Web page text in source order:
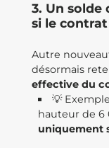
3. Un solde
si le
Autre
désormais
effective du
💡
hauteur de 6
uniquement